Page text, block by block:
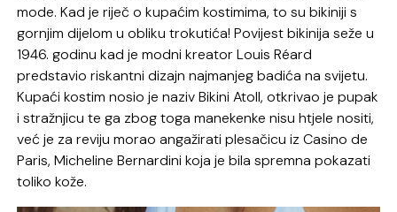
mode. Kad je riječ o kupaćim kostimima, to su bikiniji s
gornjim dijelom u obliku trokutića! Povijest bikinija seže u
1946. godinu kad je modni kreator Louis Réard
predstavio riskantni dizajn najmanjeg badića na svijetu.
Kupaći kostim nosio je naziv Bikini Atoll, otkrivao je pupak
i stražnjicu te ga zbog toga manekenke nisu htjele nositi,
već je za reviju morao angažirati plesačicu iz Casino de
Paris, Micheline Bernardini koja je bila spremna pokazati
toliko kože.